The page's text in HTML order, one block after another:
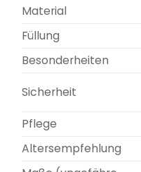
Material
Füllung
Besonderheiten
Sicherheit
Pflege
Altersempfehlung